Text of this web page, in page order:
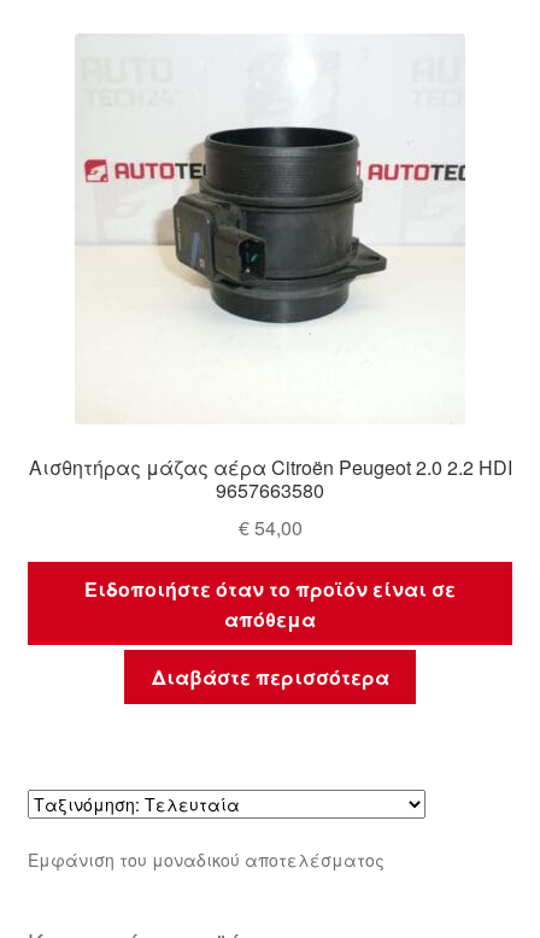
Αισθητήρας μάζας αέρα Citroën Peugeot 2.0 2.2 HDI
9657663580
€54,00
Ειδοποιήστε όταν το προϊόν είναι σε
απόθεμα
Διαβάστε περισσότερα
Εμφάνιση του μοναδικού αποτελέσματος